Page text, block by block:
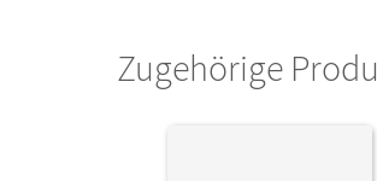
Cornelsen VerlagZugehörige